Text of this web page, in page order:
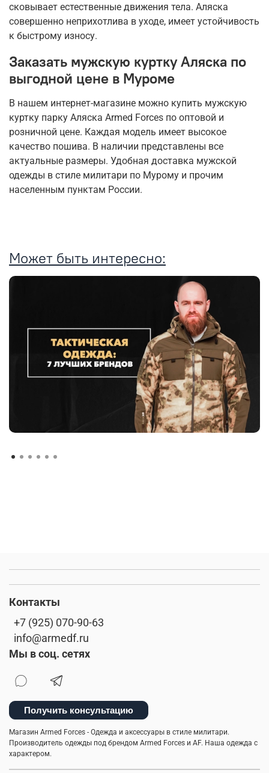
сковывает естественные движения тела. Аляска
совершенно неприхотлива в уходе, имеет устойчивость
к быстрому износу.
Заказать мужскую куртку Аляска по
выгодной цене в Муроме
В нашем интернет-магазине можно купить мужскую
куртку парку Аляска Armed Forces по оптовой и
розничной цене. Каждая модель имеет высокое
качество пошива. В наличии представлены все
актуальные размеры. Удобная доставка мужской
одежды в стиле милитари по Мурому и прочим
населенным пунктам России.
Может быть интересно:
Контакты
+7 (925) 070-90-63
info@armedf.ru
Мы в соц. сетях
Получить консультацию
Магазин Armed Forces - Одежда и аксессуары в стиле милитари.
Производитель одежды под брендом Armed Forces и AF. Наша одежда с
характером.